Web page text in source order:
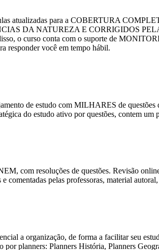
atualizadas para a COBERTURA
DA NATUREZA E CORRIGIDOS
o curso conta com o suporte de
responder você em tempo hábil.
de estudo com MILHARES de
do estudo ativo por questões, contem
com resoluções de questões. Revisão
comentadas pelas professoras, material
a organização, de forma a facilitar seu
por planners: Planners História, Planners